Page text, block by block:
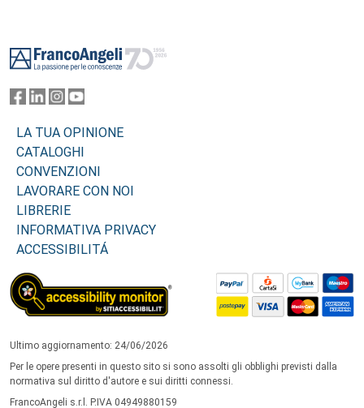
LA TUA OPINIONE
CATALOGHI
CONVENZIONI
LAVORARE CON NOI
LIBRERIE
INFORMATIVA PRIVACY
ACCESSIBILITÁ
Ultimo aggiornamento: 24/06/2026
Per le opere presenti in questo sito si sono assolti gli obblighi previsti dalla
normativa sul diritto d'autore e sui diritti connessi.
FrancoAngeli s.r.l. P.IVA 04949880159